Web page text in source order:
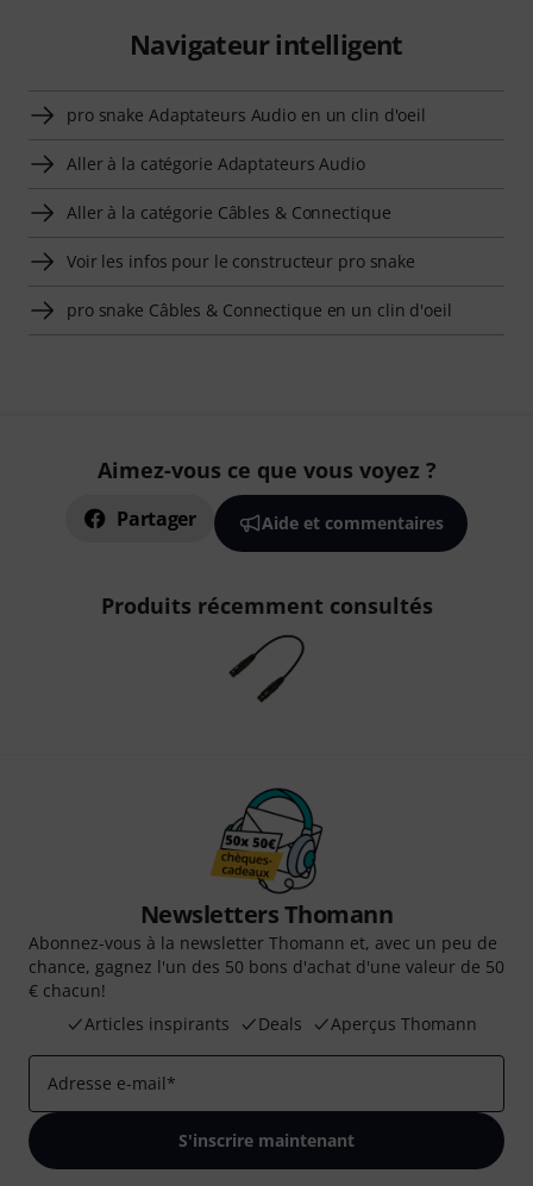
Navigateur intelligent
pro snake Adaptateurs Audio en un clin d'oeil
Aller à la catégorie Adaptateurs Audio
Aller à la catégorie Câbles & Connectique
Voir les infos pour le constructeur pro snake
pro snake Câbles & Connectique en un clin d'oeil
Aimez-vous ce que vous voyez ?
Partager Aide et commentaires
Produits récemment consultés
Newsletters Thomann
Abonnez-vous à la newsletter Thomann et, avec un peu de
chance, gagnez l'un des 50 bons d'achat d'une valeur de 50
€ chacun!
Articles inspirants
Deals Aperçus Thomann
Adresse e-mail*
S'inscrire maintenant